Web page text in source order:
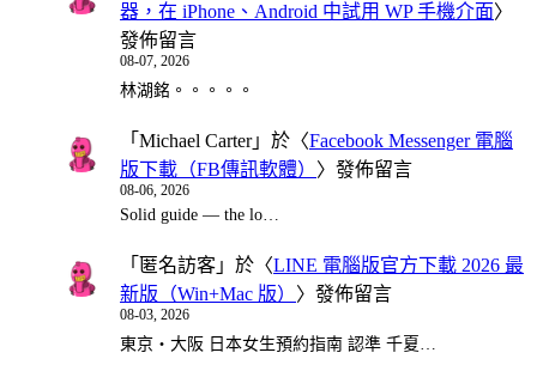
器，在 iPhone、Android 中試用 WP 手機介面〉
發佈留言
08-07, 2026
林湖銘。。。。。
「 Michael Carter」於〈Facebook Messenger 電腦
版下載（FB傳訊軟體） 〉發佈留言
08-06, 2026
Solid guide — the lo…
「 匿名訪客 」於〈LINE 電腦版官方下載 2026 最
新版（Win+Mac 版） 〉發佈留言
08-03, 2026
東京・大阪 日本女生預約指南 認準 千夏…